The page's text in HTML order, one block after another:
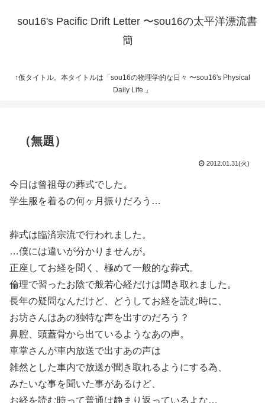
sou16's Pacific Drift Letter 〜sou16の太平洋漂流書
簡
↑仮タイトル。本タイトルは「sou16の物理学的な日々 〜sou16's Physical
Daily Life.」
（無題）
2012.01.31(火)
今日は曾祖母の葬式でした。
学生服を着るの何ヶ月振りだろう…
葬式は臨済宗流で行われました。
…僕には違いが分かりませんが。
正座してお経を聞く、極めて一般的な葬式。
倫理で習ったお陰で般若心経だけは聞き取れました。
長年の疑問なんだけど、どうしてお経を読む時に、
お坊さんはあの独特な声を出すのだろう？
鼻腔、頭蓋骨から出ているようなあの声。
車掌さんが車内放送で出すあの声は
雑然とした車内で放送が聞き取れるようにする為、
みたいな事を聞いた事があるけど、
お経を読む時って普通は静まり返っているよな…